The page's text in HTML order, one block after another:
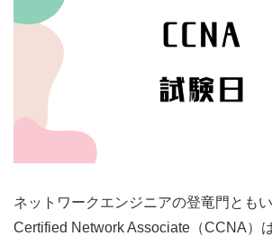
ネットワークエンジニアの登竜門とも
Certified Network Associate（CCNA）